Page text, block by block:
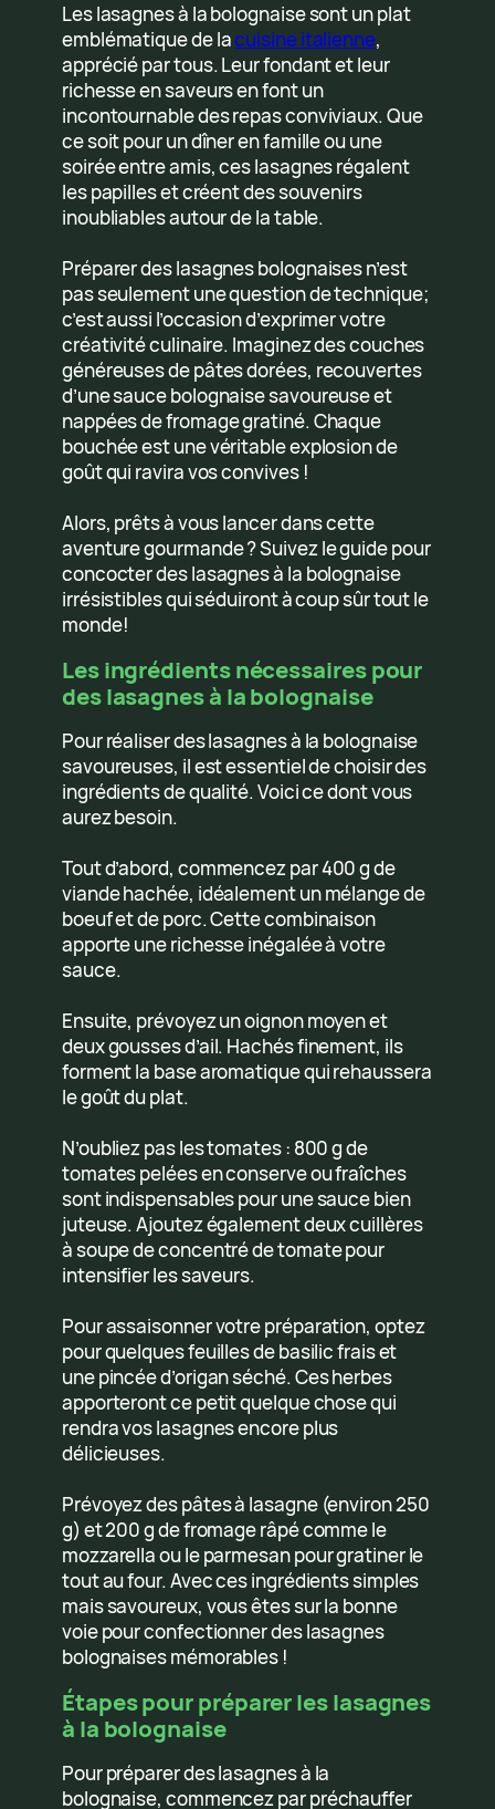
Les lasagnes à la bolognaise sont un plat
emblématique de lacuisine italienne,
apprécié par tous. Leur fondant et leur
richesse en saveurs en font un
incontournable des repas conviviaux. Que
ce soit pour un dîner en famille ou une
soirée entre amis, ces lasagnes régalent
les papilles et créent des souvenirs
inoubliables autour de la table.
Préparer des lasagnes bolognaises n’est
pas seulement une question de technique;
c’est aussi l’occasion d’exprimer votre
créativité culinaire. Imaginez des couches
généreuses de pâtes dorées, recouvertes
d’une sauce bolognaise savoureuse et
nappées de fromage gratiné. Chaque
bouchée est une véritable explosion de
goût qui ravira vos convives !
Alors, prêts à vous lancer dans cette
aventure gourmande ? Suivez le guide pour
concocter des lasagnes à la bolognaise
irrésistibles qui séduiront à coup sûr tout le
monde!
Les ingrédients nécessaires pour
des lasagnes à la bolognaise
Pour réaliser des lasagnes à la bolognaise
savoureuses, il est essentiel de choisir des
ingrédients de qualité. Voici ce dont vous
aurez besoin.
Tout d’abord, commencez par 400 g de
viande hachée, idéalement un mélange de
boeuf et de porc. Cette combinaison
apporte une richesse inégalée à votre
sauce.
Ensuite, prévoyez un oignon moyen et
deux gousses d’ail. Hachés finement, ils
forment la base aromatique qui rehaussera
le goût du plat.
N’oubliez pas les tomates : 800 g de
tomates pelées en conserve ou fraîches
sont indispensables pour une sauce bien
juteuse. Ajoutez également deux cuillères
à soupe de concentré de tomate pour
intensifier les saveurs.
Pour assaisonner votre préparation, optez
pour quelques feuilles de basilic frais et
une pincée d’origan séché. Ces herbes
apporteront ce petit quelque chose qui
rendra vos lasagnes encore plus
délicieuses.
Prévoyez des pâtes à lasagne (environ 250
g) et 200 g de fromage râpé comme le
mozzarella ou le parmesan pour gratiner le
tout au four. Avec ces ingrédients simples
mais savoureux, vous êtes sur la bonne
voie pour confectionner des lasagnes
bolognaises mémorables !
Étapes pour préparer les lasagnes
à la bolognaise
Pour préparer des lasagnes à la
bolognaise, commencez par préchauffer